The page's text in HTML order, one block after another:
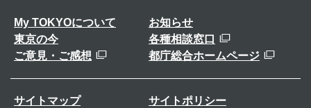
My TOKYOについて
お知らせ
東京の今
各種相談窓口
ご意見・ご感想
都庁総合ホームページ
サイトマップ
サイトポリシー